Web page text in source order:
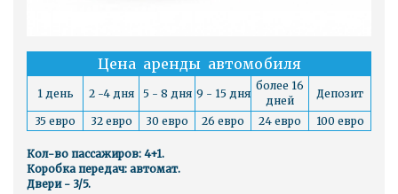
Цена аренды автомобиля
1 день 2 -4 дня 5 - 8 дня 9 - 15 дня
более 16
дней
Депозит
35 евро 32 евро 30 евро 26 евро 24 евро 100 евро
Кол-во пассажиров: 4+1.
Коробка передач: автомат.
Двери - 3/5.